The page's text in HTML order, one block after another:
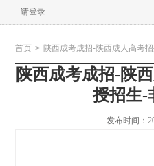
请登录
首页 > 陕西成考成招-陕西成人高考
陕西成考成招-陕
授招生-
发布时间：